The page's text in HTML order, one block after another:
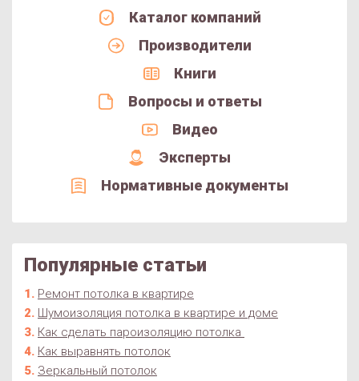
Каталог компаний
Производители
Книги
Вопросы и ответы
Видео
Эксперты
Нормативные документы
Популярные статьи
Ремонт потолка в квартире
Шумоизоляция потолка в квартире и доме
Как сделать пароизоляцию потолка
Как выравнять потолок
Зеркальный потолок